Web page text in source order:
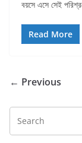
বয়সে এসে সেই
Read More
← Previous